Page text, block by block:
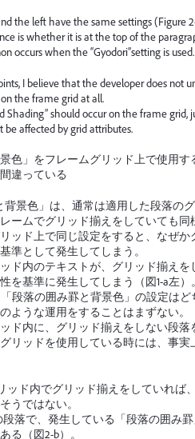
the left have the same settings (Figure
is whether it is at the top of the
occurs when the “Gyodori”setting is used.
I believe that the developer does not
the frame grid at all.
Shading” should occur on the frame grid,
be affected by grid attributes.
景色」をフレームグリッド上で使用
違っている
景色」は、通常は適用した段落の
ームでグリッド揃えをしていても同
ッド上で同じ設定をすると、なぜ
準として発生してしまう。
ド内のテキストが、グリッド揃え
を基準に発生してしまう（図1-a左）。
段落の囲み罫と背景色」の設定はど
ような運用をすることはまずない。
ド内に、グリッド揃えをしない段落
リッドを使用している時には、事
ド内でグリッド揃えをしていれば
うではない。
落で、発生している「段落の囲み
る（図2-b）。